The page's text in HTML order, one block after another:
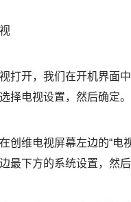
打开，我们在开机界面
择电视设置，然后确定。
创维电视屏幕左边的“电
最下方的系统设置，然